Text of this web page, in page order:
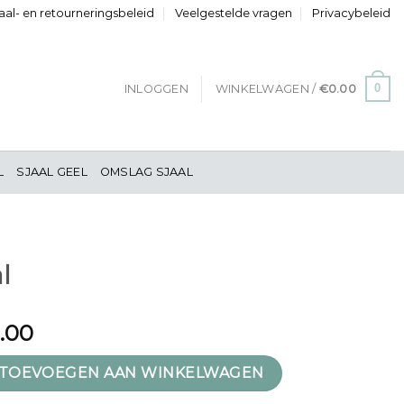
en retourneringsbeleid Veelgestelde vragen Privacybeleid
INLOGGEN WINKELWAGEN / €0.00 0
SJAAL GEEL OMSLAG SJAAL
AAN WINKELWAGEN